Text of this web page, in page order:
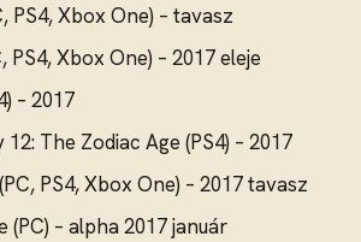
PS4, Xbox One) – tavasz
PS4, Xbox One) – 2017 eleje
– 2017
The Zodiac Age (PS4) – 2017
PS4, Xbox One) – 2017 tavasz
(PC) – alpha 2017 január